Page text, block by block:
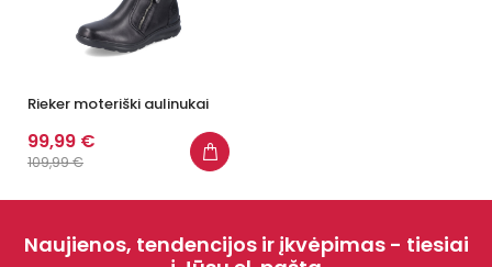
Rieker moteriški aulinukai
99,99 €
109,99 €
Naujienos, tendencijos ir įkvėpimas - tiesiai